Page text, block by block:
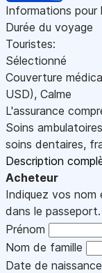
Informations pour
Durée du voyage
Touristes:
Sélectionné
Couverture
USD), Calme
L'assurance
Soins
soins dentaires,
Description
Acheteur
Indiquez vos nom
dans le passeport.
Prénom
Nom de famille
Date de naissance